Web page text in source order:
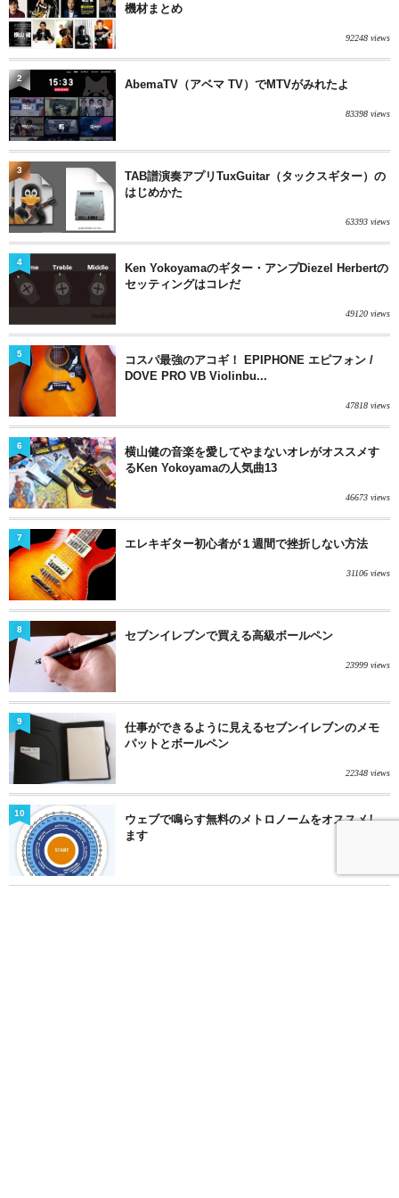
機材まとめ
92248 views
AbemaTV（アベマ TV）でMTVがみれたよ
83398 views
2
TAB譜演奏アプリTuxGuitar（タックスギター）の
はじめかた
63393 views
3
Ken Yokoyamaのギター・アンプDiezel Herbertの
セッティングはコレだ
49120 views
4
コスパ最強のアコギ！ EPIPHONE エピフォン /
DOVE PRO VB Violinbu...
47818 views
5
横山健の音楽を愛してやまないオレがオススメす
るKen Yokoyamaの人気曲13
46673 views
6
エレキギター初心者が１週間で挫折しない方法
31106 views
7
セブンイレブンで買える高級ボールペン
23999 views
8
仕事ができるように見えるセブンイレブンのメモ
パットとボールペン
22348 views
9
ウェブで鳴らす無料のメトロノームをオススメし
ます
10